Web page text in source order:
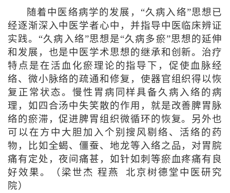
随着中医络病学的发展，“久病入络”思想已
经逐渐深入中医学者心中，并指导中医临床辨证
实践。“久病入络”思想是“久病多瘀”思想的延伸
和发展，也是中医学术思想的继承和创新。治疗
特点是在活血化瘀理论的指导下，促使血脉经
络、微小脉络的疏通和修复，使器官组织得以恢
复正常状态。慢性胃病同样具备久病入络的病
理，如四合汤中失笑散的作用，就是改善脾胃脉
络的瘀滞，促进脾胃组织微循环的恢复。另外也
可以在方中大胆加入个别搜风剔络、活络的药
物，比如全蝎、僵蚕、地龙等入络之品，对胃脘
痛有定处，夜间痛甚，如针如刺等瘀血疼痛有良
好效果。（梁世杰 程燕 北京树德堂中医研究
院）